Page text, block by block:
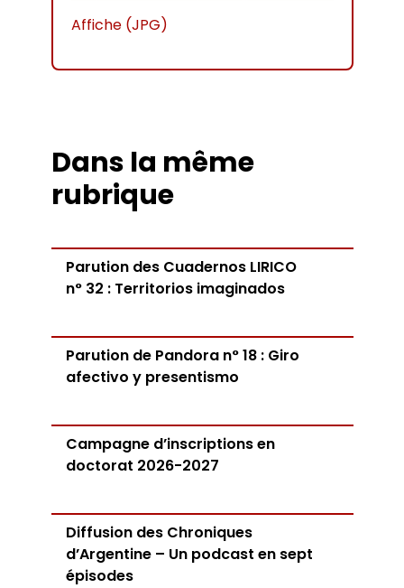
Affiche (JPG)
Dans la même
rubrique
Parution des Cuadernos LIRICO
n° 32 : Territorios imaginados
Parution de Pandora n° 18 : Giro
afectivo y presentismo
Campagne d’inscriptions en
doctorat 2026-2027
Diffusion des Chroniques
d’Argentine – Un podcast en sept
épisodes